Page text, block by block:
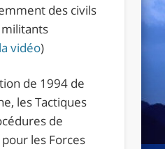
des civils
militants
vidéo)
de 1994 de
les Tactiques
de
les Forces